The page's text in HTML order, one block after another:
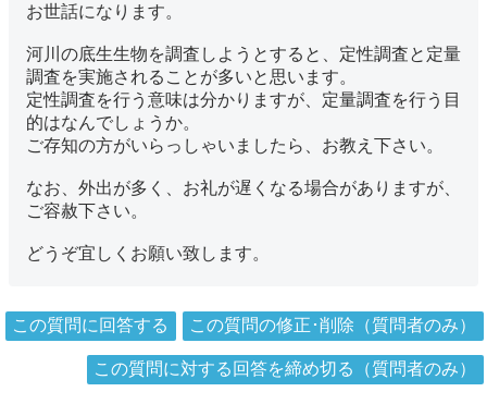
お世話になります。
河川の底生生物を調査しようとすると、定性調査と定量
調査を実施されることが多いと思います。
定性調査を行う意味は分かりますが、定量調査を行う目
的はなんでしょうか。
ご存知の方がいらっしゃいましたら、お教え下さい。
なお、外出が多く、お礼が遅くなる場合がありますが、
ご容赦下さい。
どうぞ宜しくお願い致します。
この質問に回答する この質問の修正･削除（質問者のみ）
この質問に対する回答を締め切る（質問者のみ）